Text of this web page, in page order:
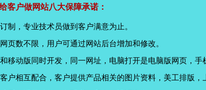
客户做网站八大保障承诺：
制，专业技术员做到客户满意为止。
页数不限，用户可通过网站后台增加和修改。
移动版同时开发，同一网址，电脑打开是电脑版网页，手
户相互配合，客户提供产品相关的图片资料，美工排版，